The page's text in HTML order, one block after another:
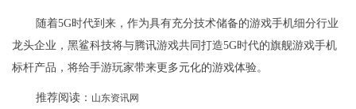
随着5G时代到来，作为具有充分技术储备的游戏手机细分行业
龙头企业，黑鲨科技将与腾讯游戏共同打造5G时代的旗舰游戏手机
标杆产品，将给手游玩家带来更多元化的游戏体验。
推荐阅读： 山东资讯网